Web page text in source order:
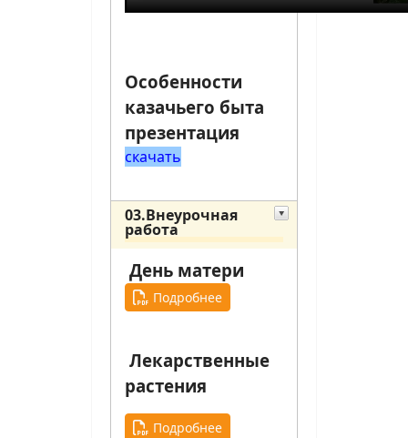
Особенности
казачьего быта
презентация
скачать
03.Внеурочная
работа
День матери
Подробнее
Лекарственные
растения
Подробнее